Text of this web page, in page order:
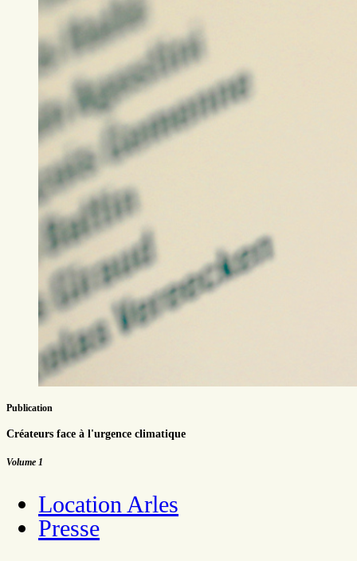
Publication
Créateurs face à l'urgence climatique
Volume 1
Location Arles
Presse